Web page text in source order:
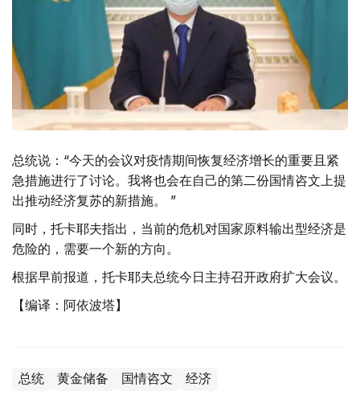
总统说：“今天的会议对疫情期间恢复经济增长的重要且紧
急措施进行了讨论。我将也会在自己的第二份国情咨文上提
出推动经济复苏的新措施。 ”
同时，托卡耶夫指出，当前的危机对国家原料输出型经济是
危险的，需要一个新的方向。
根据早前报道，托卡耶夫总统今日主持召开政府扩大会议。
【编译：阿依波塔】
总统 黄金储备 国情咨文 经济